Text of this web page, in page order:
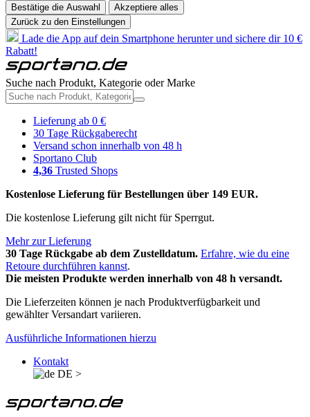
Bestätige die Auswahl
Akzeptiere alles
Zurück zu den Einstellungen
Lade die App auf dein Smartphone herunter und sichere dir 10 €
Rabatt!
Suche nach Produkt, Kategorie oder Marke
Lieferung ab 0 €
30 Tage Rückgaberecht
Versand schon innerhalb von 48 h
Sportano Club
4,36 Trusted Shops
Kostenlose Lieferung für Bestellungen über 149 EUR.
Die kostenlose Lieferung gilt nicht für Sperrgut.
Mehr zur Lieferung
30 Tage Rückgabe ab dem Zustelldatum. Erfahre, wie du eine
Retoure durchführen kannst.
Die meisten Produkte werden innerhalb von 48 h versandt.
Die Lieferzeiten können je nach Produktverfügbarkeit und
gewählter Versandart variieren.
Ausführliche Informationen hierzu
Kontakt
DE >